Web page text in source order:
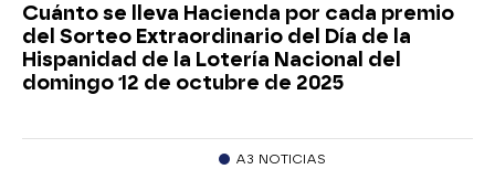
Cuánto se lleva Hacienda por cada premio
del Sorteo Extraordinario del Día de la
Hispanidad de la Lotería Nacional del
domingo 12 de octubre de 2025
A3 NOTICIAS